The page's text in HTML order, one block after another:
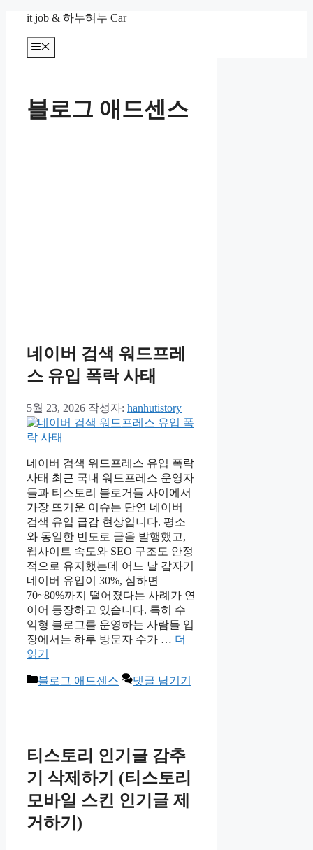
it job & 하누혀누 Car
메
뉴
블로그 애드센스
네이버 검색 워드프레
스 유입 폭락 사태
5월 23, 2026 작성자: hanhutistory
네이버 검색 워드프레스 유입 폭락
사태 최근 국내 워드프레스 운영자
들과 티스토리 블로거들 사이에서
가장 뜨거운 이슈는 단연 네이버
검색 유입 급감 현상입니다. 평소
와 동일한 빈도로 글을 발행했고,
웹사이트 속도와 SEO 구조도 안정
적으로 유지했는데 어느 날 갑자기
네이버 유입이 30%, 심하면
70~80%까지 떨어졌다는 사례가 연
이어 등장하고 있습니다. 특히 수
익형 블로그를 운영하는 사람들 입
장에서는 하루 방문자 수가 … 더
읽기
카
블로그 애드센스 댓글 남기기
티스토리 인기글 감추
기 삭제하기 (티스토리
모바일 스킨 인기글 제
거하기)